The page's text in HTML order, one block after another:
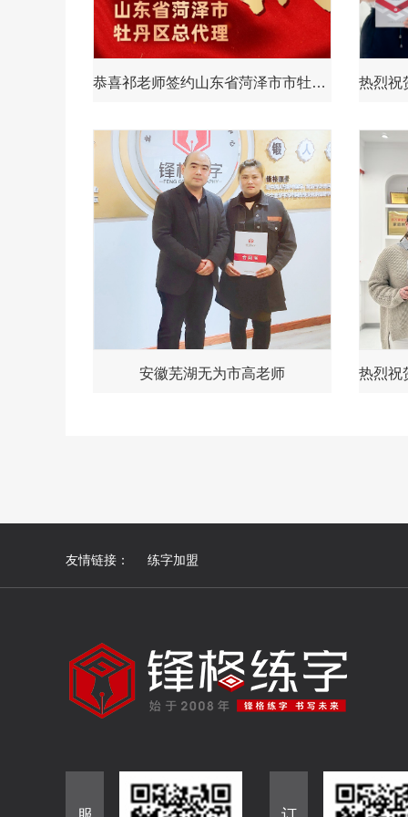
恭喜祁老师签约山东省菏泽市市牡丹区总代理
安徽芜湖无为市高老师
友情链接： 练字加盟